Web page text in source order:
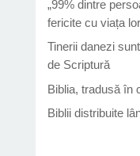
„99% dintre
fericite cu viața
Tinerii danezi
de Scriptură
Biblia, tradusă în
Biblii distribuite